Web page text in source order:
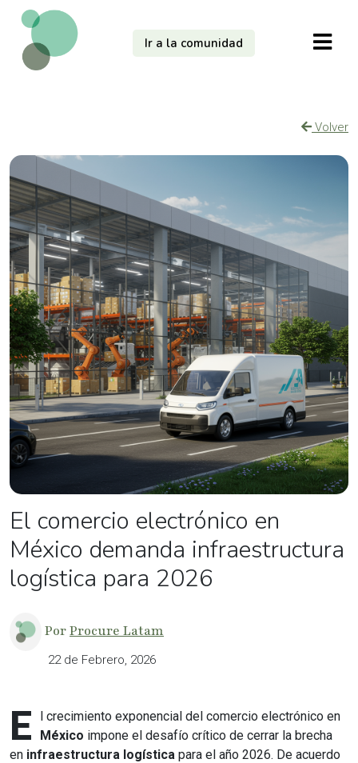
Ir a la comunidad
Volver
El comercio electrónico en
México demanda infraestructura
logística para 2026
PorProcure Latam
22 de Febrero, 2026
E
l crecimiento exponencial del comercio electrónico en
México impone el desafío crítico de cerrar la brecha
en infraestructura logística para el año 2026. De acuerdo